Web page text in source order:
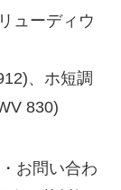
ューディウ
、ホ短調
830)
お問い合わ